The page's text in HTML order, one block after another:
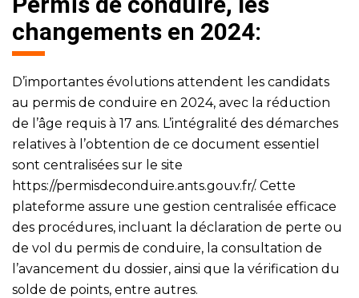
changements en 2024:
D’importantes évolutions attendent les candidats
au permis de conduire en 2024, avec la réduction
de l’âge requis à 17 ans. L’intégralité des démarches
relatives à l’obtention de ce document essentiel
sont centralisées sur le site
https://permisdeconduire.ants.gouv.fr/. Cette
plateforme assure une gestion centralisée efficace
des procédures, incluant la déclaration de perte ou
de vol du permis de conduire, la consultation de
l’avancement du dossier, ainsi que la vérification du
solde de points, entre autres.